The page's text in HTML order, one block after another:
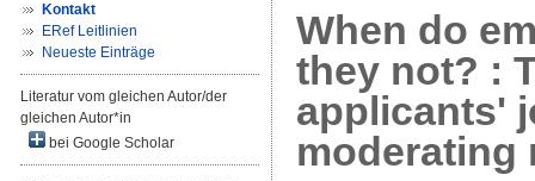
Kontakt
ERef Leitlinien
Neueste Einträge
Literatur vom gleichen Autor/der
gleichen Autor*in
bei Google Scholar
When do
they not? :
applicants'
moderating